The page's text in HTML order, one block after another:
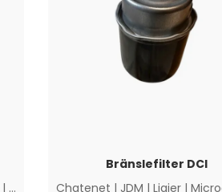
| Övriga
Bränslefilter DCI
Chatenet | JDM | Ligier |